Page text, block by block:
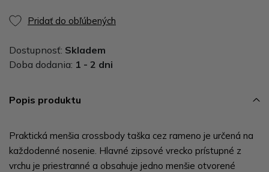
Pridať do obľúbených
Dostupnosť: Skladem
Doba dodania: 1 - 2 dni
Popis produktu
Praktická menšia crossbody taška cez rameno je určená na
každodenné nosenie. Hlavné zipsové vrecko prístupné z
vrchu je priestranné a obsahuje jedno menšie otvorené